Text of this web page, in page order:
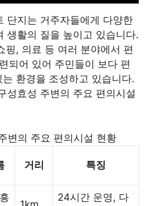
단지는 거주자들에게 다양한
생활의 질을 높이고 있습니다.
핑, 의료 등 여러 분야에서 편
되어 있어 주민들이 보다 편
환경을 조성하고 있습니다.
성효성 주변의 주요 편의시설
변의 주요 편의시설 현황
거리 특징
24시간 운영, 다